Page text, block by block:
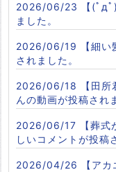
2026/06/23
【(ﾟд
ました。
2026/06/19
【細
されました。
2026/06/18
【田
んの動画が投稿され
2026/06/17
【葬
しいコメントが投稿
2026/04/26
【ア